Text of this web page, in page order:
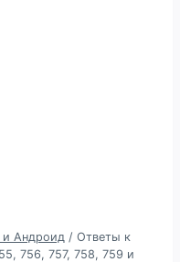
и Андроид / Ответы к
756, 757, 758, 759 и